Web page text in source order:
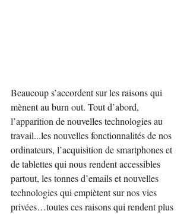
Beaucoup s’accordent sur les raisons qui
mènent au burn out. Tout d’abord,
l’apparition de nouvelles technologies au
travail...les nouvelles fonctionnalités de nos
ordinateurs, l’acquisition de smartphones et
de tablettes qui nous rendent accessibles
partout, les tonnes d’emails et nouvelles
technologies qui empiètent sur nos vies
privées…toutes ces raisons qui rendent plus